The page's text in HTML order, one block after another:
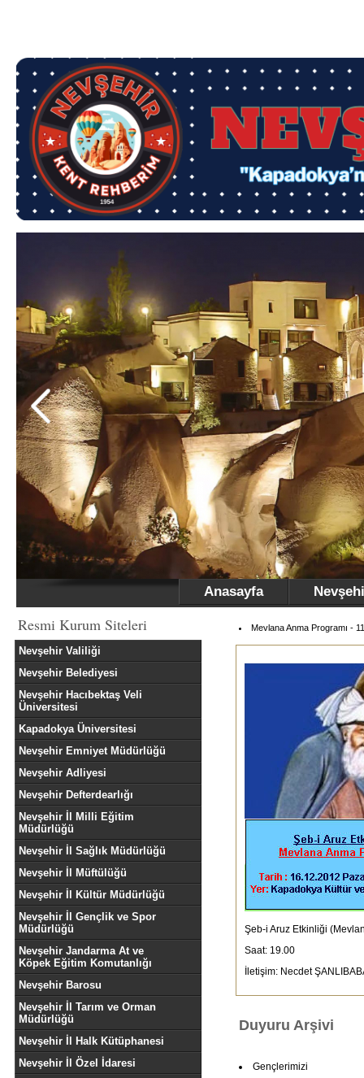
Anasayfa
Resmi Kurum Siteleri
Nevşehir Valiliği
Nevşehir Belediyesi
Nevşehir Hacıbektaş Veli
Üniversitesi
Kapadokya Üniversitesi
Nevşehir Emniyet Müdürlüğü
Nevşehir Adliyesi
Nevşehir Defterdearlığı
Nevşehir İl Milli Eğitim
Müdürlüğü
Nevşehir İl Sağlık Müdürlüğü
Nevşehir İl Müftülüğü
Nevşehir İl Kültür Müdürlüğü
Nevşehir İl Gençlik ve Spor
Müdürlüğü
Nevşehir Jandarma At ve
Köpek Eğitim Komutanlığı
Nevşehir Barosu
Nevşehir İl Tarım ve Orman
Müdürlüğü
Nevşehir İl Halk Kütüphanesi
Nevşehir İl Özel İdaresi
Mevlana Anma Programı -
Şeb-i Aruz Etkinliği
Saat: 19.00
İletişim: Necdet
Duyuru Arşivi
Gençlerimizi